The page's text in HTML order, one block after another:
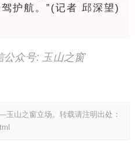
护航。”(记者 邱深望)
公众号: 玉山之窗
山之窗立场。转载请注明出处：